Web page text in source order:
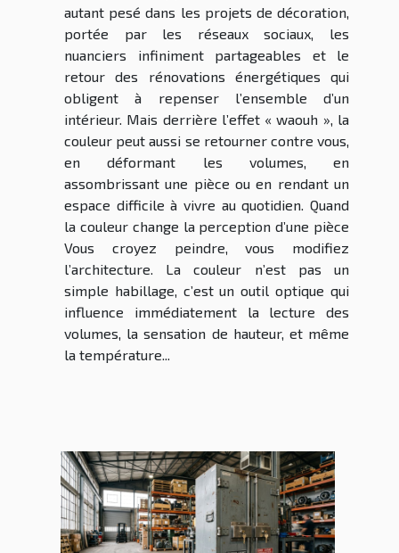
autant pesé dans les projets de décoration,
portée par les réseaux sociaux, les
nuanciers infiniment partageables et le
retour des rénovations énergétiques qui
obligent à repenser l’ensemble d’un
intérieur. Mais derrière l’effet « waouh », la
couleur peut aussi se retourner contre vous,
en déformant les volumes, en
assombrissant une pièce ou en rendant un
espace difficile à vivre au quotidien. Quand
la couleur change la perception d’une pièce
Vous croyez peindre, vous modifiez
l’architecture. La couleur n’est pas un
simple habillage, c’est un outil optique qui
influence immédiatement la lecture des
volumes, la sensation de hauteur, et même
la température...